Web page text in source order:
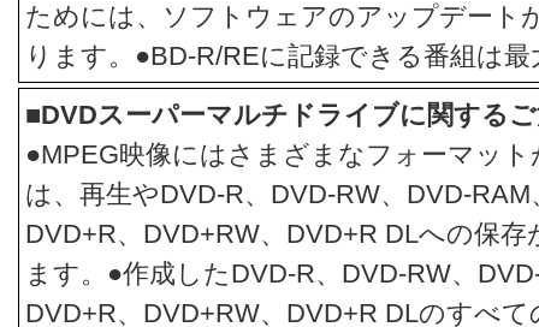
ためには、ソフトウェアのアップデート
ります。●BD-R/REに記録できる番組は
■DVDスーパーマルチドライブに関する
●MPEG映像にはさまざまなフォーマッ
は、再生やDVD-R、DVD-RW、DVD-
DVD+R、DVD+RW、DVD+R DLへの保
ます。●作成したDVD-R、DVD-RW、
DVD+R、DVD+RW、DVD+R DLのすべ